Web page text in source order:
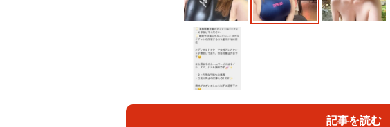
記事を読む